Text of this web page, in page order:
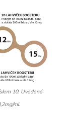
10. Uvedené
ml.